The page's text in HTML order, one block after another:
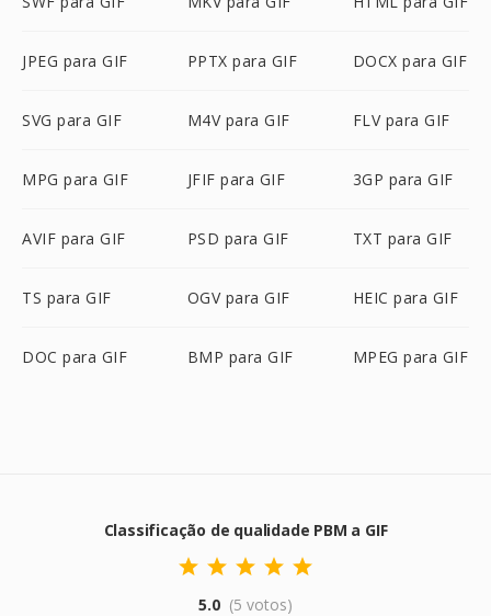
JPEG para GIF PPTX para GIF DOCX para GIF
SVG para GIF M4V para GIF FLV para GIF
MPG para GIF JFIF para GIF 3GP para GIF
AVIF para GIF PSD para GIF TXT para GIF
TS para GIF OGV para GIF HEIC para GIF
DOC para GIF BMP para GIF MPEG para GIF
Classificação de qualidade PBM a GIF
5.0 (5 votos)